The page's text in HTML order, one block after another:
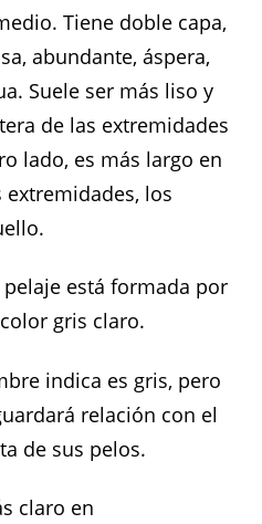
Tiene doble capa,
abundante, áspera,
Suele ser más liso y
de las extremidades
lado, es más largo en
los
está formada por
gris claro.
indica es gris, pero
relación con el
de sus pelos.
claro en